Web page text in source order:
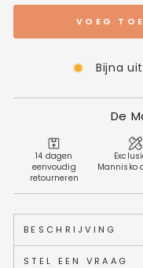
VOEG
Bijna
De
14 dagen
eenvoudig
retourneren
Mannisko
BESCHRIJVING
STEL EEN VRAAG